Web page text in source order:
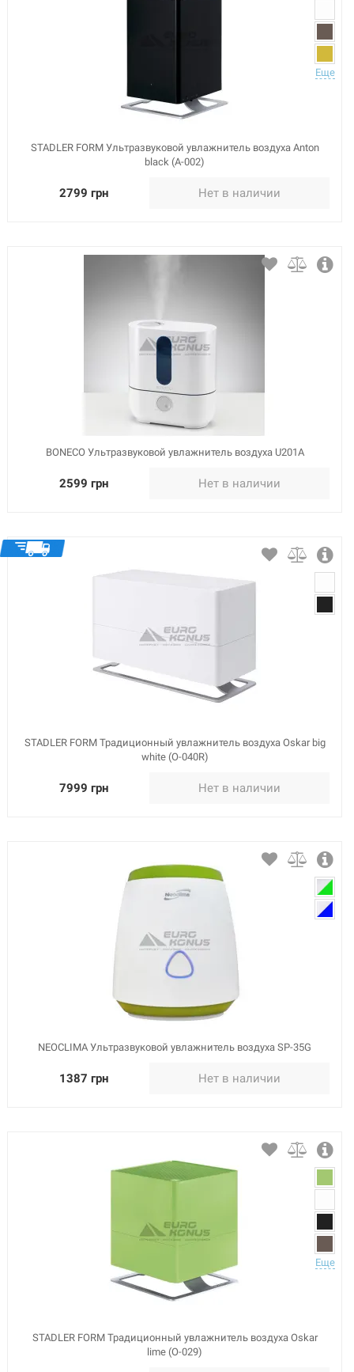
Еще
STADLER FORM Ультразвуковой увлажнитель воздуха Anton
black (A-002)
2799 грн Нет в наличии
BONECO Ультразвуковой увлажнитель воздуха U201A
2599 грн Нет в наличии
STADLER FORM Традиционный увлажнитель воздуха Oskar big
white (O-040R)
7999 грн Нет в наличии
NEOCLIMA Ультразвуковой увлажнитель воздуха SP-35G
1387 грн Нет в наличии
Еще
STADLER FORM Традиционный увлажнитель воздуха Oskar
lime (O-029)